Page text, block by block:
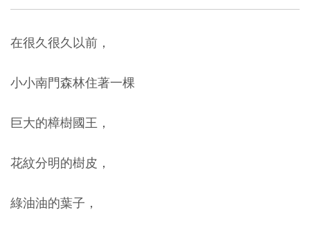
活
出
文
藏
在很久很久以前，
小小南門森林住著一棵
巨大的樟樹國王，
花紋分明的樹皮，
綠油油的葉子，